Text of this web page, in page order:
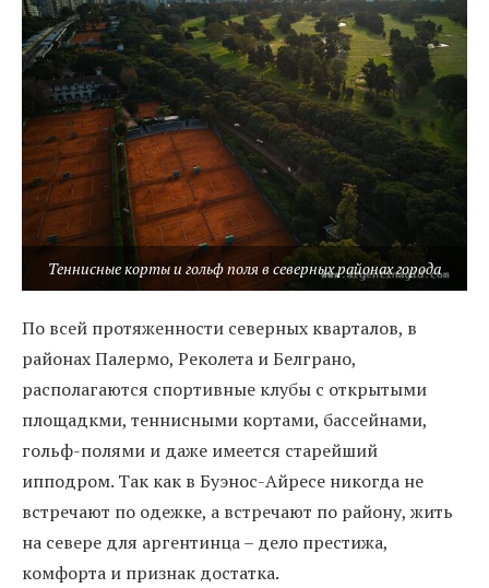
Теннисные корты и гольф поля в северных районах города
По всей протяженности северных кварталов, в
районах Палермо, Реколета и Белграно,
располагаются спортивные клубы с открытыми
площадкми, теннисными кортами, бассейнами,
гольф-полями и даже имеется старейший
ипподром. Так как в Буэнос-Айресе никогда не
встречают по одежке, а встречают по району, жить
на севере для аргентинца – дело престижа,
комфорта и признак достатка.